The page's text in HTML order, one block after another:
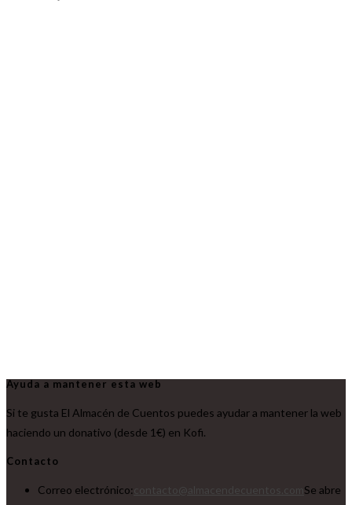
Ayuda a mantener esta web
Si te gusta El Almacén de Cuentos puedes ayudar a mantener la web
haciendo un donativo (desde 1€) en Kofi.
Contacto
Correo electrónico:
Se abre